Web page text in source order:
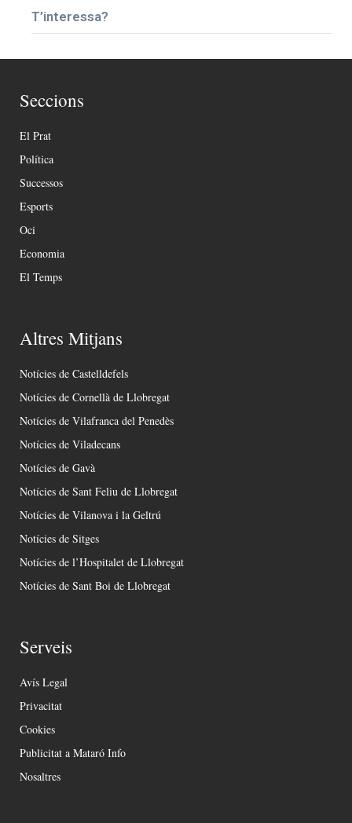
T’interessa?
Seccions
El Prat
Política
Successos
Esports
Oci
Economia
El Temps
Altres Mitjans
Notícies de Castelldefels
Notícies de Cornellà de Llobregat
Notícies de Vilafranca del Penedès
Notícies de Viladecans
Notícies de Gavà
Notícies de Sant Feliu de Llobregat
Notícies de Vilanova i la Geltrú
Notícies de Sitges
Notícies de l’Hospitalet de Llobregat
Notícies de Sant Boi de Llobregat
Serveis
Avís Legal
Privacitat
Cookies
Publicitat a Mataró Info
Nosaltres